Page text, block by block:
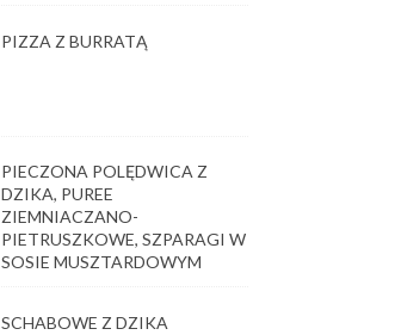
PIZZA Z BURRATĄ
PIECZONA POLĘDWICA Z
DZIKA, PUREE
ZIEMNIACZANO-
PIETRUSZKOWE, SZPARAGI W
SOSIE MUSZTARDOWYM
SCHABOWE Z DZIKA